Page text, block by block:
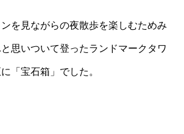
を見ながらの夜散歩を楽しむためみ
思いついて登ったランドマークタワ
「宝石箱」でした。